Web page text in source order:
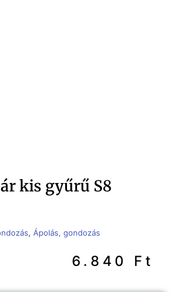
kis gyűrű S8
, Ápolás, gondozás
6.840 Ft